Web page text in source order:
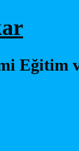
Eğitim